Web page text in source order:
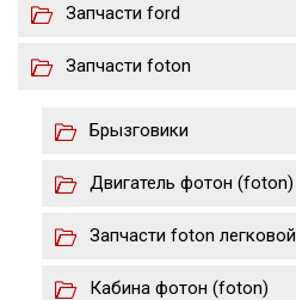
Запчасти ford
Запчасти foton
Брызговики
Двигатель фотон (foton)
Запчасти foton легковой
Кабина фотон (foton)